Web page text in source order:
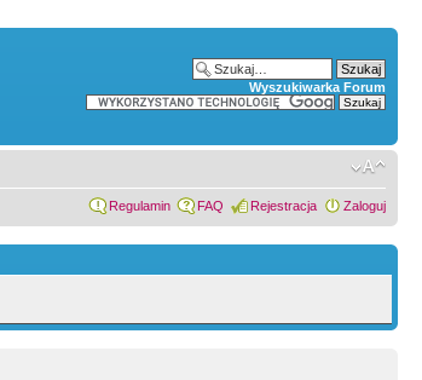
Wyszukiwarka Forum
Regulamin FAQ Rejestracja Zaloguj